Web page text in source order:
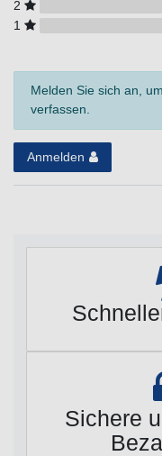
2
1
Melden Sie sich an,
verfassen.
Anmelden
Sichere